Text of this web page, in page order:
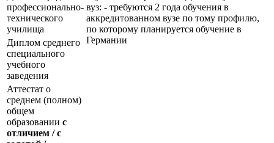
вуз: - требуются 2 года обучения в
аккредитованном вузе по тому профилю,
по которому планируется обучение в
Германии
профессионально-
технического
училища
Диплом среднего
специального
учебного
заведения
Аттестат о
среднем (полном)
общем
образовании с
отличием / с